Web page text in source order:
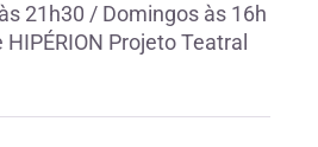
21h30 / Domingos às 16h
Projeto Teatral